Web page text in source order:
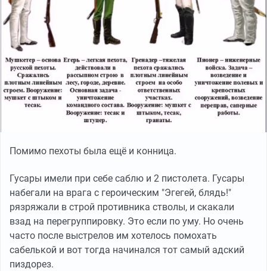
Помимо пехоты была ещё и конница.
Гусары имели при себе саблю и 2 пистолета. Гусары
набегали на врага с героическим "Эгегей, блядь!"
рязряжали в строй противника стволы, и скакали
взад на перегруппировку. Это если по уму. Но очень
часто после выстрелов им хотелось помохать
сабелькой и вот тогда начинался тот самый адский
пиздорез.